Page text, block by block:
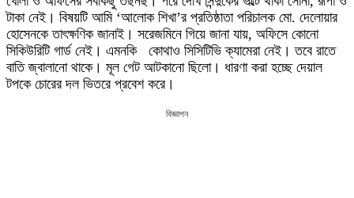
টাকা নেই। বিষয়টি আমি ‘আলোক শিখা’র প্রতিষ্ঠাতা পরিচালক মো. দেলোয়ার
হোসেনকে তাৎক্ষণিক জানাই। সরেজমিনে গিয়ে জানা যায়, অফিসে কোনো
সিকিউরিটি গার্ড নেই। এমনকি কোথাও সিসিটিভি ক্যামেরা নেই। তবে রাতে
বাতি জ্বালানো থাকে। মূল গেট আটকানো ছিলো। ধারণা করা হচ্ছে দেয়াল
টপকে চোরের দল ভিতরে প্রবেশ করে।
বিজ্ঞাপন